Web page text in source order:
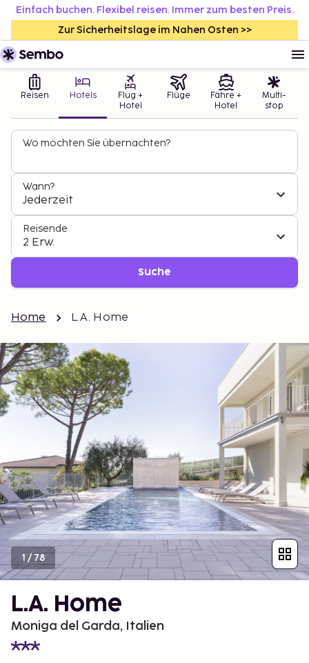
Einfach buchen. Flexibel reisen. Immer zum besten Preis.
Zur Sicherheitslage im Nahen Osten >>
Reisen Hotels
Flug +
Hotel
Flüge
Fähre +
Hotel
Multi-
stop
Wo möchten Sie übernachten?
Wann?
Jederzeit
Reisende
2 Erw.
Suche
Home L.A. Home
1/78
L.A. Home
Moniga del Garda, Italien